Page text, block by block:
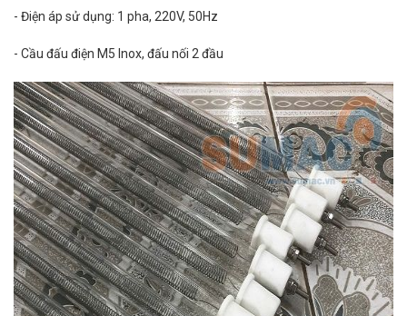
- Điện áp sử dụng: 1 pha, 220V, 50Hz
- Cầu đấu điện M5 Inox, đấu nối 2 đầu